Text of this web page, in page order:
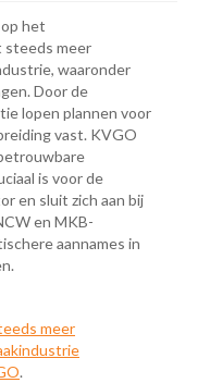
het
meer
waaronder
Door de
lopen plannen voor
vast. KVGO
is voor de
en sluit zich aan bij
en MKB-
aannames in
meer
.